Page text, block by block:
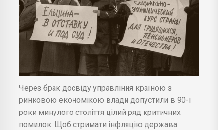
Через брак досвіду управління країною з
ринковою економікою влади допустили в 90-і
роки минулого століття цілий ряд критичних
помилок. Щоб стримати інфляцію держава